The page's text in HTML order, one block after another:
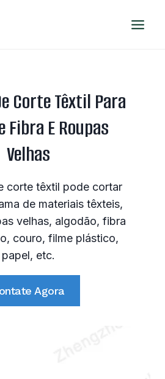
Corte Têxtil Para
Fibra E Roupas
Velhas
corte têxtil pode cortar
de materiais têxteis,
velhas, algodão, fibra
couro, filme plástico,
papel, etc.
Agora